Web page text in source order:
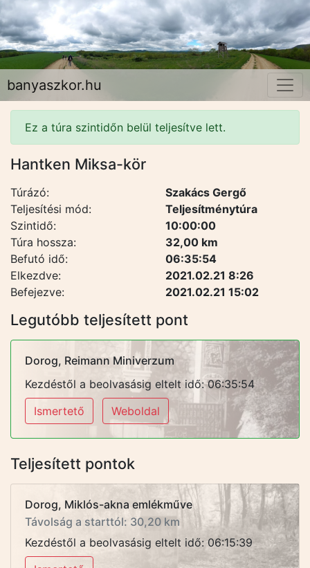
banyaszkor.hu
Ez a túra szintidőn belül teljesítve lett.
Legutóbb teljesített pont
Dorog, Reimann Miniverzum
Kezdéstől a beolvasásig eltelt idő: 06:35:54
Ismertető
Weboldal
Teljesített pontok
Dorog, Miklós-akna emlékműve
Távolság a starttól: 30,20 km
Kezdéstől a beolvasásig eltelt idő: 06:15:39
Hantken Miksa-kör
Túrázó:
Szakács Gergő
Teljesítési mód:
Teljesítménytúra
Szintidő:
10:00:00
Túra hossza:
32,00 km
Befutó idő:
06:35:54
Elkezdve:
2021.02.21 8:26
Befejezve:
2021.02.21 15:02